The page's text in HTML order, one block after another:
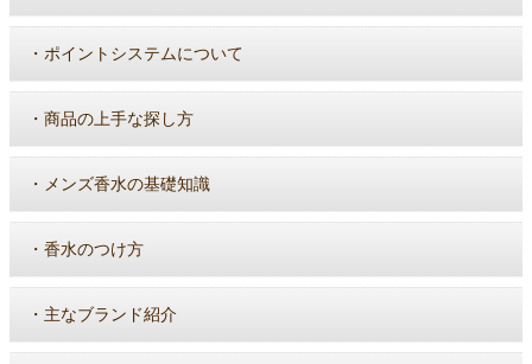
・ ポイントシステムについて
・ 商品の上手な探し方
・ メンズ香水の基礎知識
・ 香水のつけ方
・ 主なブランド紹介